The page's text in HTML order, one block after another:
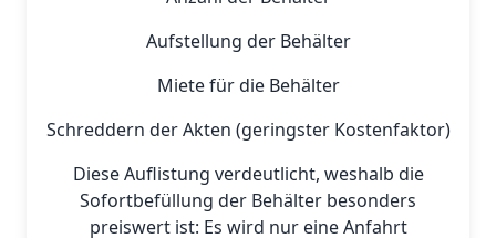
Aufstellung der Behälter
Miete für die Behälter
Schreddern der Akten (geringster Kostenfaktor)
Diese Auflistung verdeutlicht, weshalb die
Sofortbefüllung der Behälter besonders
preiswert ist: Es wird nur eine Anfahrt